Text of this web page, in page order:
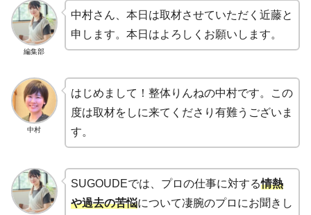
編集部
中村さん、本日は取材させていただく近藤と
申します。本日はよろしくお願いします。
中村
はじめまして！整体りんねの中村です。この
度は取材をしに来てくださり有難うございま
す。
SUGOUDEでは、プロの仕事に対する情熱
や過去の苦悩について凄腕のプロにお聞きし